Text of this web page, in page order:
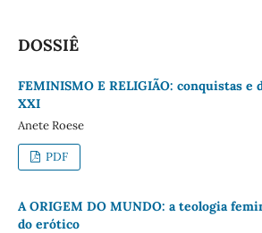
DOSSIÊ
FEMINISMO E RELIGIÃO: conquistas e
XXI
Anete Roese
PDF
A ORIGEM DO MUNDO: a teologia
do erótico